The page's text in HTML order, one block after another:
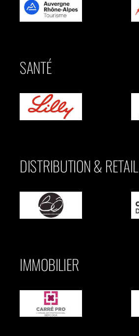
SANTÉ
DISTRIBUTION & RETAIL
IMMOBILIER